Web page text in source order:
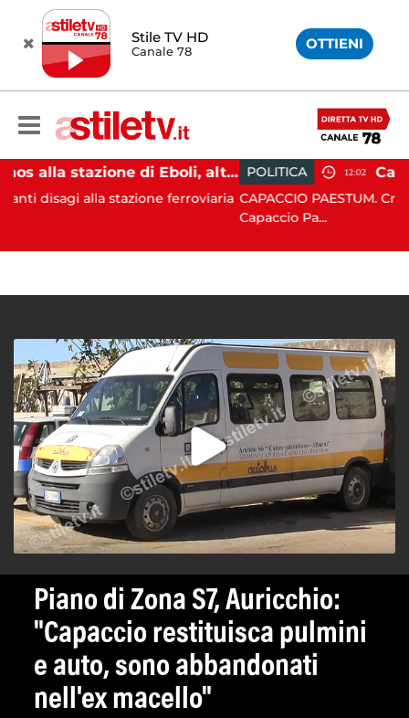
Stile TV HD
Canale 78 OTTIENI
Caos alla stazione di Eboli, alterco a bordo: malore per la capotreno e Intercity per Taranto fermo per ore
stazione ferroviaria
POLITICA 12:02
CAPACCIO PAESTUM. Crisi politico-
Piano di Zona S7, Auricchio:
"Capaccio restituisca pulmini
e auto, sono abbandonati
nell'ex macello"